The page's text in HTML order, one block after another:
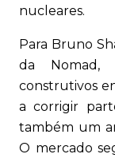
nucleares.
Para Bruno
da Nomad,
construtivos
a corrigir
também um
O mercado